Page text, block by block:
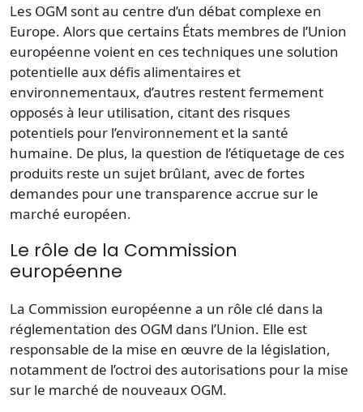
Les OGM sont au centre d’un débat complexe en
Europe. Alors que certains États membres de l’Union
européenne voient en ces techniques une solution
potentielle aux défis alimentaires et
environnementaux, d’autres restent fermement
opposés à leur utilisation, citant des risques
potentiels pour l’environnement et la santé
humaine. De plus, la question de l’étiquetage de ces
produits reste un sujet brûlant, avec de fortes
demandes pour une transparence accrue sur le
marché européen.
Le rôle de la Commission
européenne
La Commission européenne a un rôle clé dans la
réglementation des OGM dans l’Union. Elle est
responsable de la mise en œuvre de la législation,
notamment de l’octroi des autorisations pour la mise
sur le marché de nouveaux OGM.